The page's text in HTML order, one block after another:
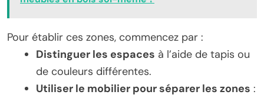
Pour établir ces zones, commencez par :
Distinguer les espaces à l’aide de tapis ou
de couleurs différentes.
Utiliser le mobilier pour séparer les zones :